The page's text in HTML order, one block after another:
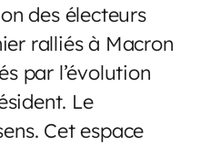
des électeurs
ralliés à Macron
par l’évolution
Le
Cet espace